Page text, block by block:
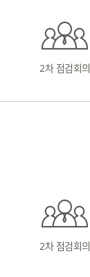
2차 점검회의
2차 점검회의